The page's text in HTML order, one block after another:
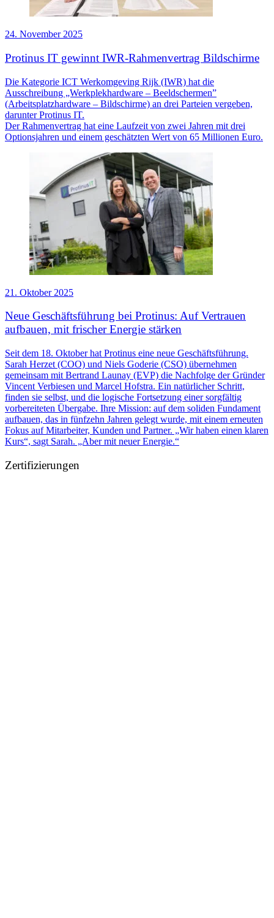
24. November 2025
Protinus IT gewinnt IWR-Rahmenvertrag Bildschirme
Die Kategorie ICT Werkomgeving Rijk (IWR) hat die
Ausschreibung „Werkplekhardware – Beeldschermen”
(Arbeitsplatzhardware – Bildschirme) an drei Parteien vergeben,
darunter Protinus IT.
Der Rahmenvertrag hat eine Laufzeit von zwei Jahren mit drei
Optionsjahren und einem geschätzten Wert von 65 Millionen Euro.
21. Oktober 2025
Neue Geschäftsführung bei Protinus: Auf Vertrauen
aufbauen, mit frischer Energie stärken
Seit dem 18. Oktober hat Protinus eine neue Geschäftsführung.
Sarah Herzet (COO) und Niels Goderie (CSO) übernehmen
gemeinsam mit Bertrand Launay (EVP) die Nachfolge der Gründer
Vincent Verbiesen und Marcel Hofstra. Ein natürlicher Schritt,
finden sie selbst, und die logische Fortsetzung einer sorgfältig
vorbereiteten Übergabe. Ihre Mission: auf dem soliden Fundament
aufbauen, das in fünfzehn Jahren gelegt wurde, mit einem erneuten
Fokus auf Mitarbeiter, Kunden und Partner. „Wir haben einen klaren
Kurs“, sagt Sarah. „Aber mit neuer Energie.“
Zertifizierungen